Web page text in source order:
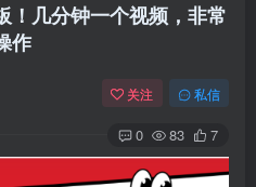
！几分钟一个视频，非常
作
关注 私信
0 83 7